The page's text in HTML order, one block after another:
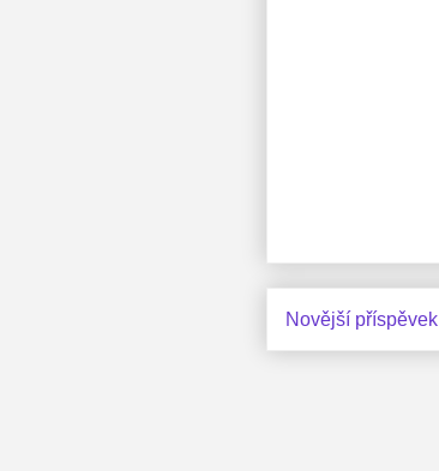
Novější příspěvek